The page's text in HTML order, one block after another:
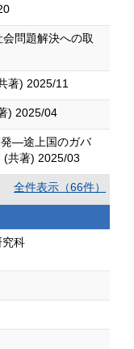
問題解決への取
著) 2025/11
) 2025/04
発―途上国のガバ
(共著) 2025/03
全件表示（66件）
究科